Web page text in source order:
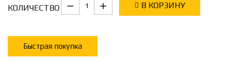
КОЛИЧЕСТВО В КОРЗИНУ
Быстрая покупка